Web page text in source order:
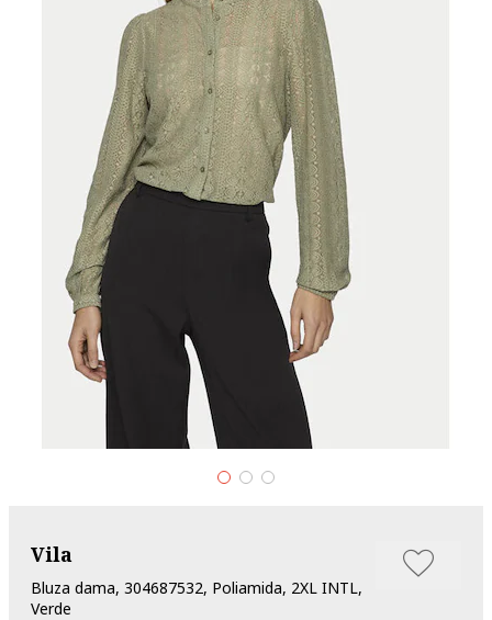
Vila
Bluza dama, 304687532, Poliamida, 2XL INTL,
Verde